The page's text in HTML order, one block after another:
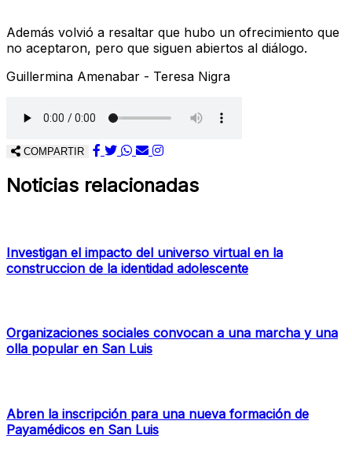
Además volvió a resaltar que hubo un ofrecimiento que
no aceptaron, pero que siguen abiertos al diálogo.
Guillermina Amenabar - Teresa Nigra
COMPARTIR
Noticias relacionadas
Investigan el impacto del universo virtual en la
construccion de la identidad adolescente
Organizaciones sociales convocan a una marcha y una
olla popular en San Luis
Abren la inscripción para una nueva formación de
Payamédicos en San Luis